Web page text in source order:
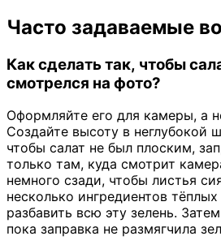
Часто задаваемые
Как сделать так, чтобы
смотрелся на фото?
Оформляйте его для камеры, а
Создайте высоту в неглубокой
чтобы салат не был плоским,
только там, куда смотрит
немного сзади, чтобы листья
несколько ингредиентов
разбавить всю эту зелень.
пока заправка не размягчила